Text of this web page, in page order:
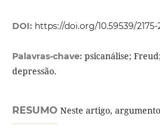
DOI: https://doi.org/10.59539/
Palavras-chave: psicanálise;
depressão.
RESUMO Neste artigo,